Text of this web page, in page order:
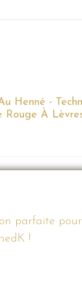
Henné -
Rouge À
parfaite
!